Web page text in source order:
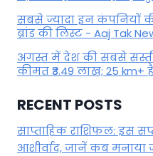
सबसे ज्यादा इन कंपनियों
ब्रांड की लिस्ट - Aaj Tak
अगस्त में देश की सबसे
कीमत ₹3.49 लाख; 25
RECENT POSTS
साप्ताहिक राशिफल: इस
आशीर्वाद, जानें कब मनाया